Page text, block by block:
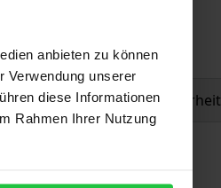
anbieten zu können
Verwendung unserer
diese Informationen
Rahmen Ihrer Nutzung
Produktsicherheit
begegnet die